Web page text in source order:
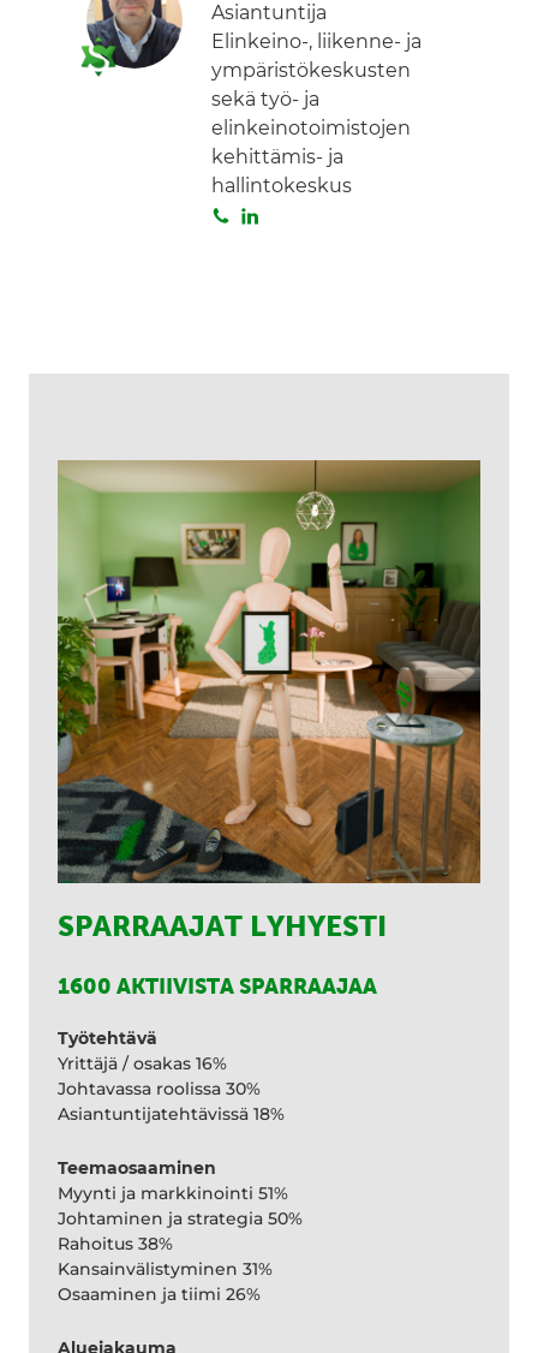
Asiantuntija
Elinkeino-, liikenne- ja
ympäristökeskusten
sekä työ- ja
elinkeinotoimistojen
kehittämis- ja
hallintokeskus
S
SPARRAAJAT LYHYESTI
1600 AKTIIVISTA SPARRAAJAA
Työtehtävä
Yrittäjä / osakas 16%
Johtavassa roolissa 30%
Asiantuntijatehtävissä 18%
Teemaosaaminen
Myynti ja markkinointi 51%
Johtaminen ja strategia 50%
Rahoitus 38%
Kansainvälistyminen 31%
Osaaminen ja tiimi 26%
Aluejakauma